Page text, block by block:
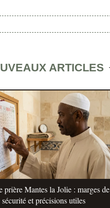
ARTICLES
prière Mantes la Jolie : marges de
sécurité et précisions utiles